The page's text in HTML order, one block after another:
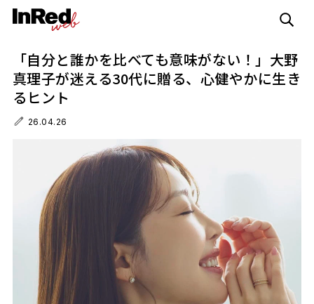
「自分と誰かを比べても意味がない！」大野
真理子が迷える30代に贈る、心健やかに生き
るヒント
26.04.26